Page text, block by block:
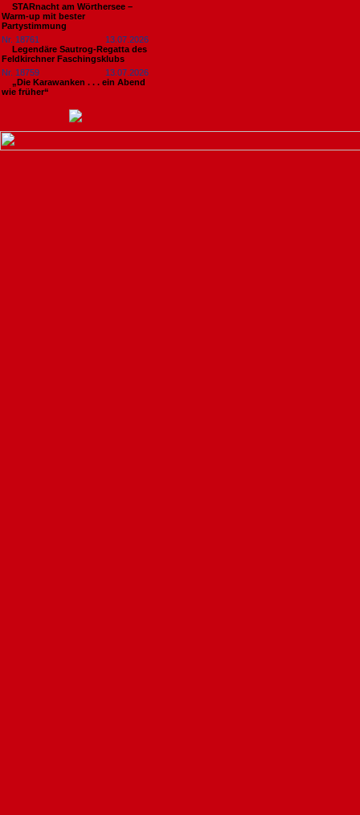
STARnacht am Wörthersee –
Warm-up mit bester
Partystimmung
Nr. 18761
13.07.2026
Legendäre Sautrog-Regatta des
Feldkirchner Faschingsklubs
Nr. 18759
13.07.2026
„Die Karawanken . . . ein Abend
wie früher“